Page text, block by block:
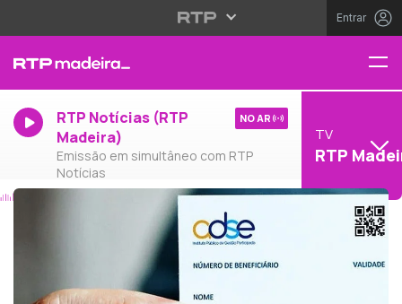
Entrar
RTP Notícias (RTP
Madeira)
Emissão em simultâneo com RTP
Notícias
NO AR
TV
RTP